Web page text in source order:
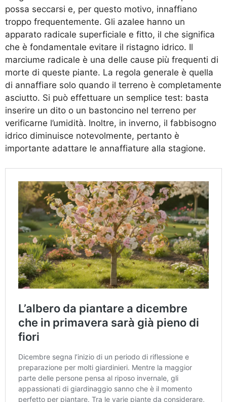
possa seccarsi e, per questo motivo, innaffiano
troppo frequentemente. Gli azalee hanno un
apparato radicale superficiale e fitto, il che significa
che è fondamentale evitare il ristagno idrico. Il
marciume radicale è una delle cause più frequenti di
morte di queste piante. La regola generale è quella
di annaffiare solo quando il terreno è completamente
asciutto. Si può effettuare un semplice test: basta
inserire un dito o un bastoncino nel terreno per
verificarne l’umidità. Inoltre, in inverno, il fabbisogno
idrico diminuisce notevolmente, pertanto è
importante adattare le annaffiature alla stagione.